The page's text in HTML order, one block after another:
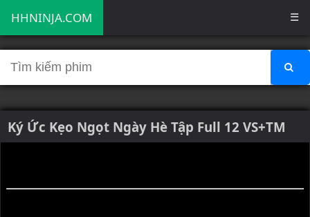
HHNINJA.COM ☰
Ký Ức Kẹo Ngọt Ngày Hè Tập Full 12 VS+TM